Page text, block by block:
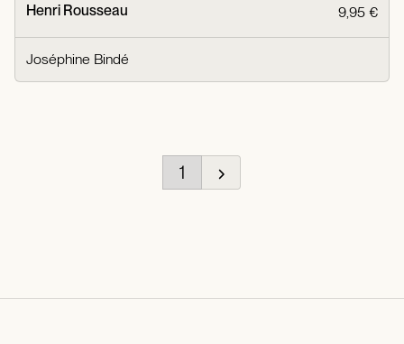
Henri Rousseau 9,95 €
Joséphine Bindé
1